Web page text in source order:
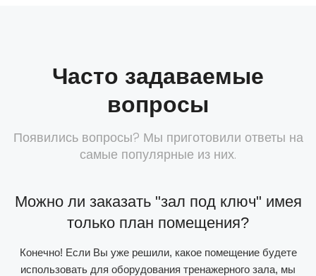
Часто задаваемые
вопросы
Появились вопросы? Мы приготовили ответы на
самые популярные из них.
Можно ли заказать "зал под ключ" имея
только план помещения?
Конечно! Если Вы уже решили, какое помещение будете
использовать для оборудования тренажерного зала, мы